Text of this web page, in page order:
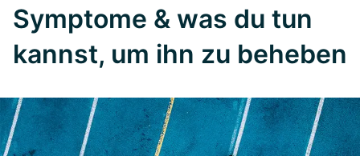
Symptome & was du tun
kannst, um ihn zu beheben